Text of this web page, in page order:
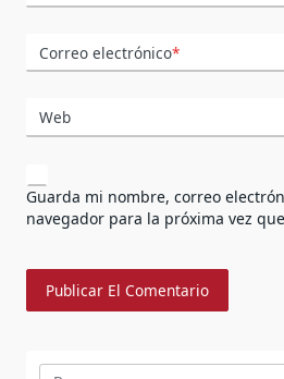
Correo electrónico*
Web
Guarda mi nombre, correo
navegador para la próxima vez